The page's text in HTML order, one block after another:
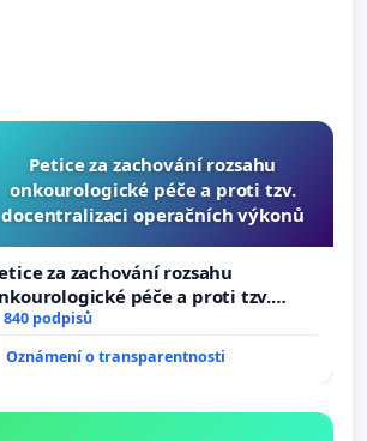
Petice za zachování rozsahu
onkourologické péče a proti tzv.
docentralizaci operačních výkonů
za zachování rozsahu
péče a proti tzv.
docentralizaci operačních výkonů
840 podpisů
Oznámení o transparentnosti